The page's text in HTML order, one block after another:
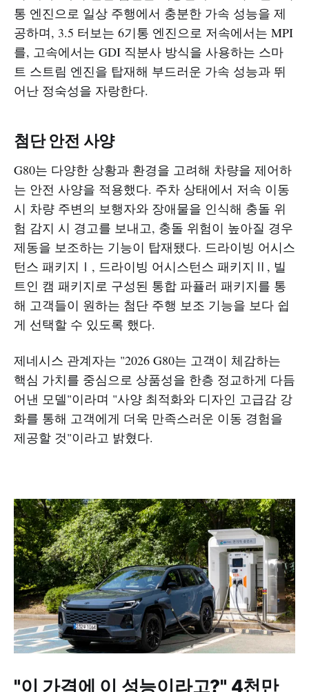
통 엔진으로 일상 주행에서 충분한 가속 성능을 제
공하며, 3.5 터보는 6기통 엔진으로 저속에서는 MPI
를, 고속에서는 GDI 직분사 방식을 사용하는 스마
트 스트림 엔진을 탑재해 부드러운 가속 성능과 뛰
어난 정숙성을 자랑한다.​​
첨단 안전 사양
G80는 다양한 상황과 환경을 고려해 차량을 제어하
는 안전 사양을 적용했다. 주차 상태에서 저속 이동
시 차량 주변의 보행자와 장애물을 인식해 충돌 위
험 감지 시 경고를 보내고, 충돌 위험이 높아질 경우
제동을 보조하는 기능이 탑재됐다. 드라이빙 어시스
턴스 패키지Ⅰ, 드라이빙 어시스턴스 패키지Ⅱ, 빌
트인 캠 패키지로 구성된 통합 파퓰러 패키지를 통
해 고객들이 원하는 첨단 주행 보조 기능을 보다 쉽
게 선택할 수 있도록 했다.​
제네시스 관계자는 "2026 G80는 고객이 체감하는
핵심 가치를 중심으로 상품성을 한층 정교하게 다듬
어낸 모델"이라며 "사양 최적화와 디자인 고급감 강
화를 통해 고객에게 더욱 만족스러운 이동 경험을
제공할 것"이라고 밝혔다.​
"이 가격에 이 성능이라고?" 4천만